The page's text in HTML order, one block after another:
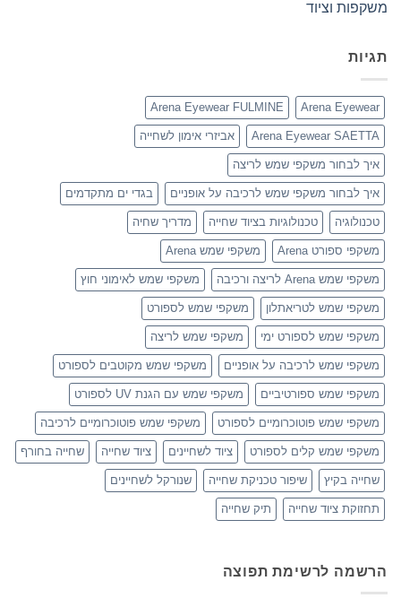
משקפות וציוד
תגיות
Arena Eyewear
Arena Eyewear FULMINE
Arena Eyewear SAETTA אביזרי אימון לשחייה
איך לבחור משקפי שמש לריצה
איך לבחור משקפי שמש לרכיבה על אופניים בגדי ים מתקדמים
טכנולוגיה טכנולוגיות בציוד שחייה מדריך שחיה
משקפי ספורט Arena משקפי שמש Arena
משקפי שמש Arena לריצה ורכיבה משקפי שמש לאימוני חוץ
משקפי שמש לטריאתלון משקפי שמש לספורט
משקפי שמש לספורט ימי משקפי שמש לריצה
משקפי שמש לרכיבה על אופניים משקפי שמש מקוטבים לספורט
משקפי שמש ספורטיביים משקפי שמש עם הגנת UV לספורט
משקפי שמש פוטוכרומיים לספורט משקפי שמש פוטוכרומיים לרכיבה
משקפי שמש קלים לספורט ציוד לשחיינים ציוד שחייה שחייה בחורף
שחייה בקיץ שיפור טכניקת שחייה שנורקל לשחיינים
תחזוקת ציוד שחייה תיק שחייה
הרשמה לרשימת תפוצה